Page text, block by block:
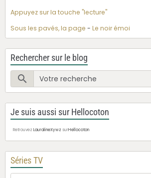
Appuyez sur la touche "lecture"
Sous les pavés, la page - Le noir émoi
Rechercher sur le blog
Je suis aussi sur Hellocoton
Retrouvez LauralineXywz surHellocoton
Séries TV